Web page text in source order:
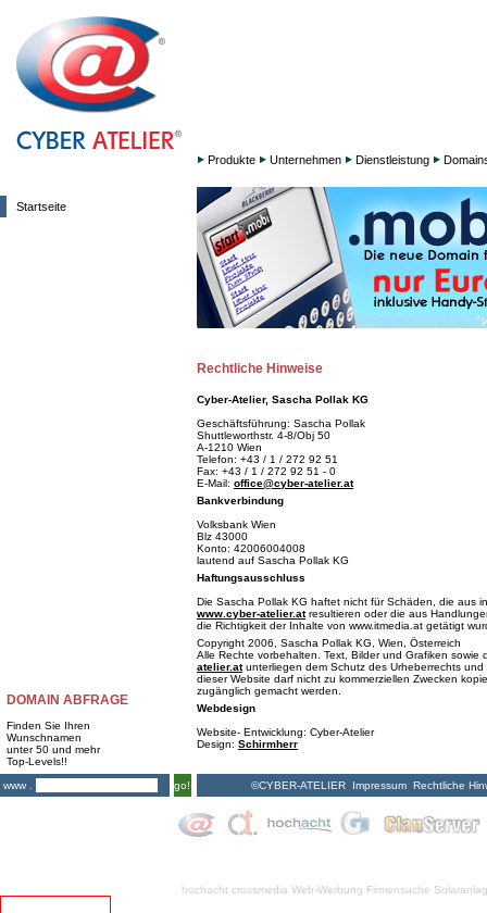
Startseite
DOMAIN ABFRAGE
Finden Sie Ihren
Wunschnamen
unter 50 und mehr
Top-Levels!!
www .
go!
Produkte Unternehmen Dienstleistung
Rechtliche Hinweise
Cyber-Atelier, Sascha Pollak KG
Geschäftsführung: Sascha Pollak
Shuttleworthstr. 4-8/Obj 50
A-1210 Wien
Telefon: +43 / 1 / 272 92 51
Fax: +43 / 1 / 272 92 51 - 0
E-Mail: office@cyber-atelier.at
Bankverbindung
Volksbank Wien
Blz 43000
Konto: 42006004008
lautend auf Sascha Pollak KG
Haftungsausschluss
Die Sascha Pollak KG haftet nicht für Schäden, die aus
www.cyber-atelier.atresultieren oder die aus
die Richtigkeit der Inhalte von www.itmedia.at getätigt
Copyright 2006, Sascha Pollak KG, Wien, Österreich
Alle Rechte vorbehalten. Text, Bilder und Grafiken
atelier.atunterliegen dem Schutz des Urheberrechts
dieser Website darf nicht zu kommerziellen Zwecken
zugänglich gemacht werden.
Webdesign
Website- Entwicklung: Cyber-Atelier
Design: Schirmherr
©CYBER-ATELIER Impressum Rechtliche
hochacht crossmedia Web-Werbung Firmensuche